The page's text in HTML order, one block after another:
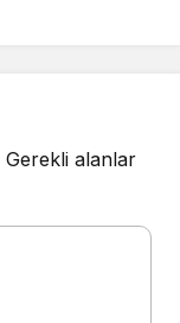
Gerekli alanlar